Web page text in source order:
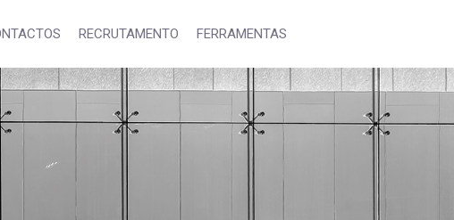
RECRUTAMENTO FERRAMENTAS